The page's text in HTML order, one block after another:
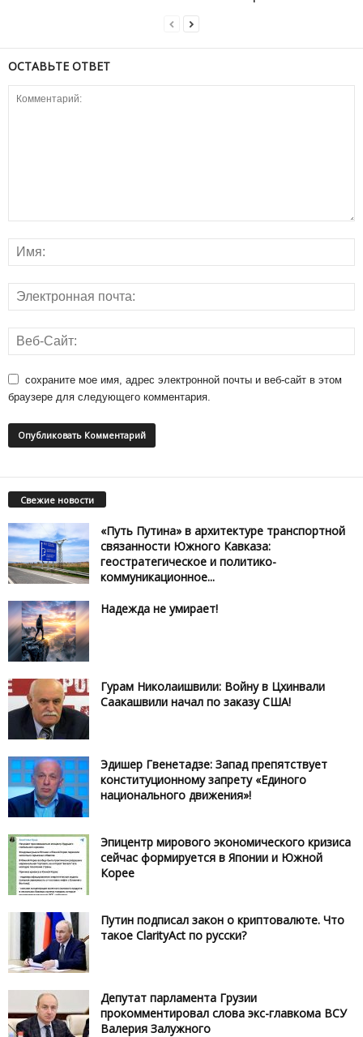
ОСТАВЬТЕ ОТВЕТ
сохраните мое имя, адрес электронной почты и веб-сайт в этом
браузере для следующего комментария.
Свежие новости
«Путь Путина» в архитектуре транспортной
связанности Южного Кавказа:
геостратегическое и политико-
коммуникационное...
Надежда не умирает!
Гурам Николаишвили: Войну в Цхинвали
Саакашвили начал по заказу США!
Эдишер Гвенетадзе: Запад препятствует
конституционному запрету «Единого
национального движения»!
Эпицентр мирового экономического кризиса
сейчас формируется в Японии и Южной
Корее
Путин подписал закон о криптовалюте. Что
такое ClarityAct по русски?
Депутат парламента Грузии
прокомментировал слова экс-главкома ВСУ
Валерия Залужного